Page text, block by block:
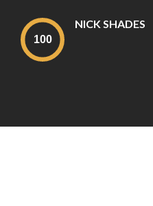
NICK SHADES